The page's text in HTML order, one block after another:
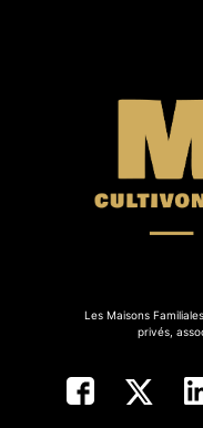
Les Maisons
privés,